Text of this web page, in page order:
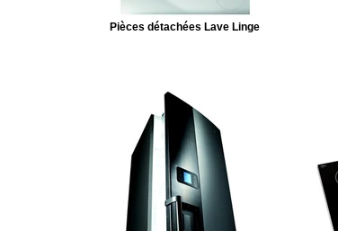
Pièces détachées Lave Linge